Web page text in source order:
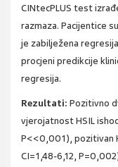
CINtecPLUS test
razmaza. Pacijentice
je zabilježena
procjeni predikcije
regresija.
Rezultati: Pozitivno
vjerojatnost HSIL
P<<0,001), pozitivan
CI=1,48-6,12,